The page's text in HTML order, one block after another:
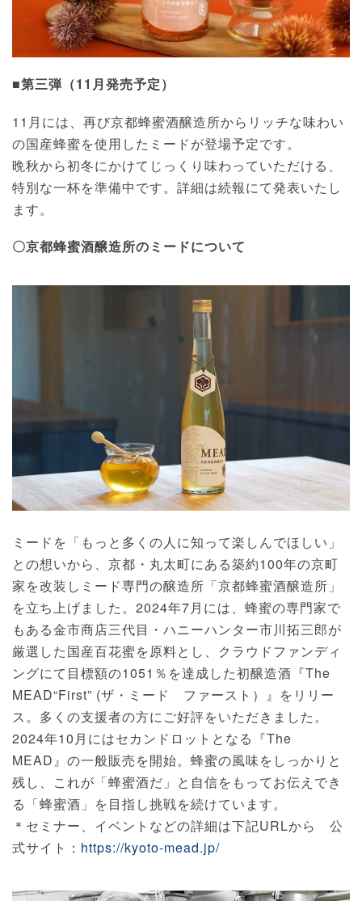
■第三弾（11月発売予定）
11月には、再び京都蜂蜜酒醸造所からリッチな味わい
の国産蜂蜜を使用したミードが登場予定です。
晩秋から初冬にかけてじっくり味わっていただける、
特別な一杯を準備中です。詳細は続報にて発表いたし
ます。
〇京都蜂蜜酒醸造所のミードについて
ミードを「もっと多くの人に知って楽しんでほしい」
との想いから、京都・丸太町にある築約100年の京町
家を改装しミード専門の醸造所「京都蜂蜜酒醸造所」
を立ち上げました。2024年7月には、蜂蜜の専門家で
もある金市商店三代目・ハニーハンター市川拓三郎が
厳選した国産百花蜜を原料とし、クラウドファンディ
ングにて目標額の1051％を達成した初醸造酒『The
MEAD“First” (ザ・ミード ファースト）』をリリー
ス。多くの支援者の方にご好評をいただきました。
2024年10月にはセカンドロットとなる『The
MEAD』の一般販売を開始。蜂蜜の風味をしっかりと
残し、これが「蜂蜜酒だ」と自信をもってお伝えでき
る「蜂蜜酒」を目指し挑戦を続けています。
＊セミナー、イベントなどの詳細は下記URLから 公
式サイト： https://kyoto-mead.jp/